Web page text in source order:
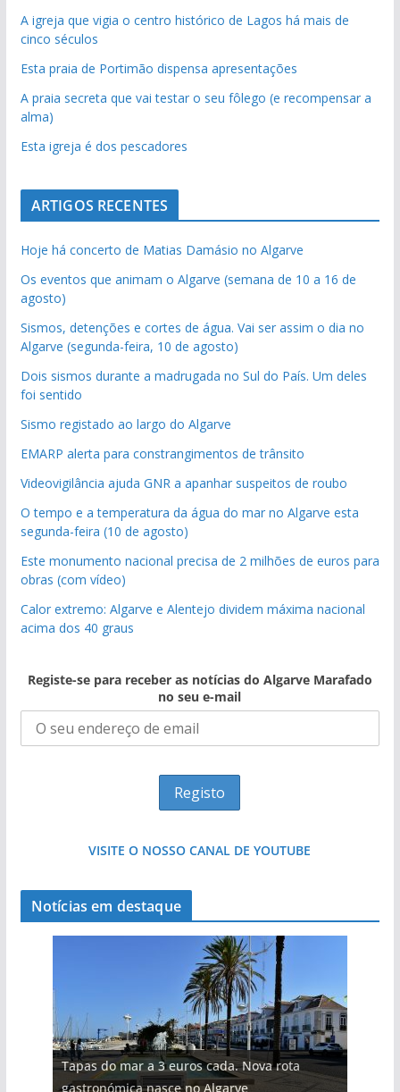
A igreja que vigia o centro histórico de Lagos há mais de
cinco séculos
Esta praia de Portimão dispensa apresentações
A praia secreta que vai testar o seu fôlego (e recompensar a
alma)
Esta igreja é dos pescadores
ARTIGOS RECENTES
Hoje há concerto de Matias Damásio no Algarve
Os eventos que animam o Algarve (semana de 10 a 16 de
agosto)
Sismos, detenções e cortes de água. Vai ser assim o dia no
Algarve (segunda-feira, 10 de agosto)
Dois sismos durante a madrugada no Sul do País. Um deles
foi sentido
Sismo registado ao largo do Algarve
EMARP alerta para constrangimentos de trânsito
Videovigilância ajuda GNR a apanhar suspeitos de roubo
O tempo e a temperatura da água do mar no Algarve esta
segunda-feira (10 de agosto)
Este monumento nacional precisa de 2 milhões de euros para
obras (com vídeo)
Calor extremo: Algarve e Alentejo dividem máxima nacional
acima dos 40 graus
Registe-se para receber as notícias do Algarve Marafado
no seu e-mail
VISITE O NOSSO CANAL DE YOUTUBE
Notícias em destaque
Tapas do mar a 3 euros cada. Nova rota
gastronómica nasce no Algarve